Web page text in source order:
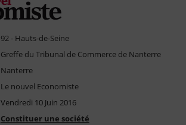
92 - Hauts-de-Seine
Greffe du Tribunal de Commerce de Nanterre
Nanterre
Le nouvel Economiste
Vendredi 10 Juin 2016
Constituer une société